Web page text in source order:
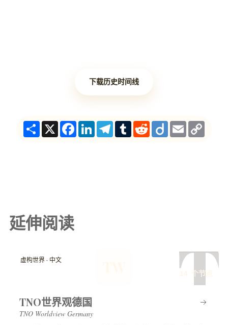
下载历史时间线
ShareX Facebook
LinkedInTelegram
TumblrRedditDiigoEmail
延伸阅读
T
虚构世界 · 中文
14 个节点
TNO世界观德国
TNO Worldview Germany